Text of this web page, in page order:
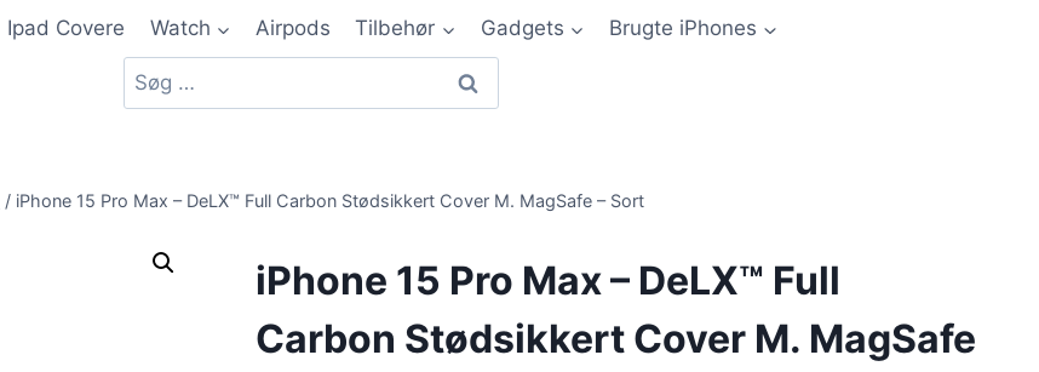
Ipad Covere Watch Airpods Tilbehør Gadgets Brugte iPhones
/ iPhone 15 Pro Max – DeLX™ Full Carbon Stødsikkert Cover M. MagSafe – Sort
iPhone 15 Pro Max – DeLX™ Full
Carbon Stødsikkert Cover M. MagSafe